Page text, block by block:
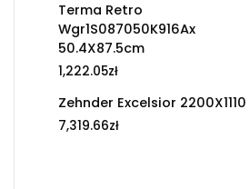
Terma Retro
Wgr1S087050K916Ax
50.4X87.5cm
1,222.05zł
Zehnder Excelsior 2200X1110
7,319.66zł